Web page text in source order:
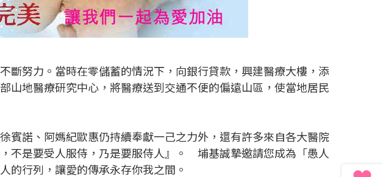
斷努力。當時在零儲蓄的情況下，向銀行貸款，興建醫療大樓，添
山地醫療研究中心，將醫療送到交通不便的偏遠山區，使當地居民
賓諾、阿媽紀歐惠仍持續奉獻一己之力外，還有許多來自各大醫院
不是要受人服侍，乃是要服侍人』。 埔基誠摯邀請您成為「愚人
的行列，讓愛的傳承永存你我之間。